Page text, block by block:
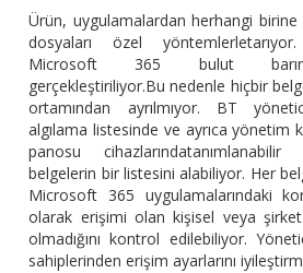
Ürün, uygulamalardan herhangi
dosyaları özel
Microsoft 365 bulut
gerçekleştiriliyor.Bu nedenle hiçbir
ortamından ayrılmıyor. BT
algılama listesinde ve ayrıca yönetim
panosu
belgelerin bir listesini alabiliyor. Her
Microsoft 365 uygulamalarındaki
olarak erişimi olan kişisel veya şirket
olmadığını kontrol edilebiliyor.
sahiplerinden erişim ayarlarını